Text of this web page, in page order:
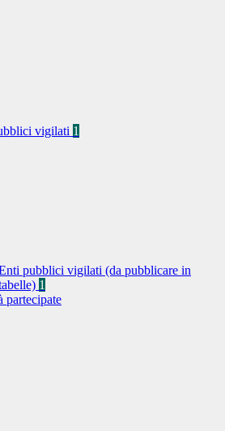
vigilati 1
pubblici vigilati (da pubblicare in
1
partecipate